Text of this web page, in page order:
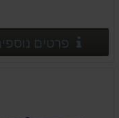
פרטים